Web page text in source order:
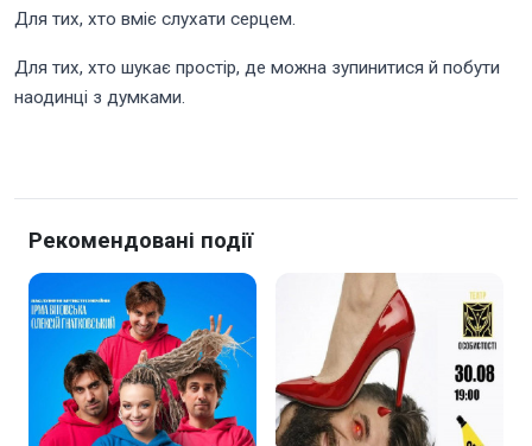
Для тих, хто вміє слухати серцем.
Для тих, хто шукає простір, де можна зупинитися й побути
наодинці з думками.
Рекомендовані події